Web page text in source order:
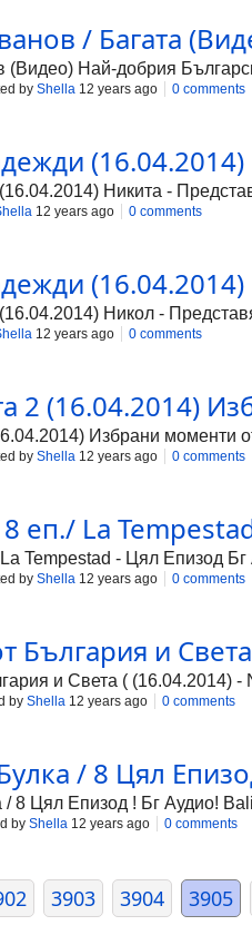
/ Багата
(Видео) Най-добрия
by Shella 12 years ago 0 comments
Никита -
12 years ago 0 comments
Никол -
12 years ago 0 comments
2 (16.04.2014)
Избрани моменти
by Shella 12 years ago 0 comments
еп./ La
Tempestad - Цял Епизод Бг
by Shella 12 years ago 0 comments
България и
и Света ( (16.04.2014) -
by Shella 12 years ago 0 comments
/ 8 Цял
/ 8 Цял Епизод ! Бг Аудио!
by Shella 12 years ago 0 comments
3903 3904 3905